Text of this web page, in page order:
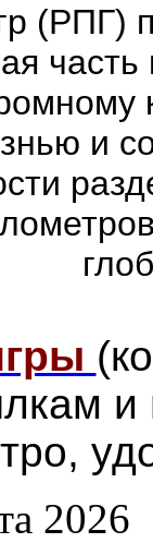
(РПГ)
часть
и
и
2026